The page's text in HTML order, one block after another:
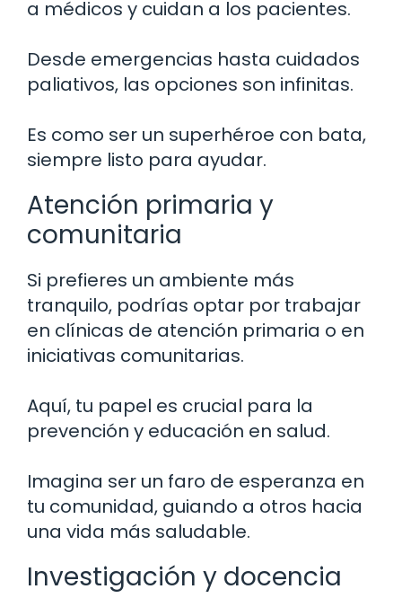
a médicos y cuidan a los pacientes.
Desde emergencias hasta cuidados
paliativos, las opciones son infinitas.
Es como ser un superhéroe con bata,
siempre listo para ayudar.
Atención primaria y
comunitaria
Si prefieres un ambiente más
tranquilo, podrías optar por trabajar
en clínicas de atención primaria o en
iniciativas comunitarias.
Aquí, tu papel es crucial para la
prevención y educación en salud.
Imagina ser un faro de esperanza en
tu comunidad, guiando a otros hacia
una vida más saludable.
Investigación y docencia